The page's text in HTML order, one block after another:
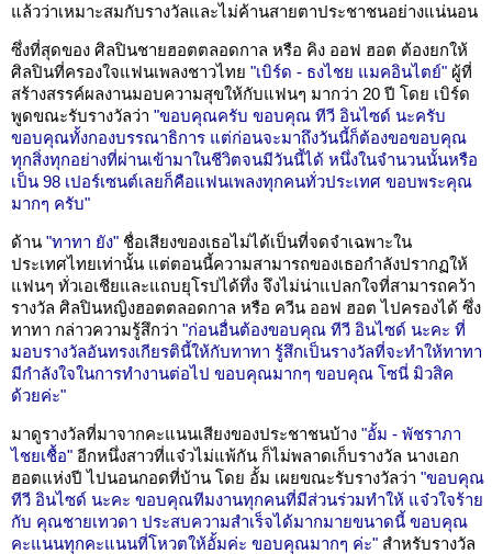
แล้วว่าเหมาะสมกับรางวัลและไม่ค้านสายตาประชาชนอย่างแน่นอน
ซึ่งที่สุดของ ศิลปินชายฮอตตลอดกาล หรือ คิง ออฟ ฮอต ต้องยกให้
ศิลปินที่ครองใจแฟนเพลงชาวไทย "เบิร์ด - ธงไชย แมคอินไตย์" ผู้ที่
สร้างสรรค์ผลงานมอบความสุขให้กับแฟนๆ มากว่า 20 ปี โดย เบิร์ด
พูดขณะรับรางวัลว่า "ขอบคุณครับ ขอบคุณ ทีวี อินไซด์ นะครับ
ขอบคุณทั้งกองบรรณาธิการ แต่ก่อนจะมาถึงวันนี้ก็ต้องขอขอบคุณ
ทุกสิ่งทุกอย่างที่ผ่านเข้ามาในชีวิตจนมีวันนี้ได้ หนึ่งในจำนวนนั้นหรือ
เป็น 98 เปอร์เซนต์เลยก็คือแฟนเพลงทุกคนทั่วประเทศ ขอบพระคุณ
มากๆ ครับ"
ด้าน "ทาทา ยัง" ชื่อเสียงของเธอไม่ได้เป็นที่จดจำเฉพาะใน
ประเทศไทยเท่านั้น แต่ตอนนี้ความสามารถของเธอกำลังปรากฏให้
แฟนๆ ทั่วเอเชียและแถบยุโรปได้ทึ่ง จึงไม่น่าแปลกใจที่สามารถคว้า
รางวัล ศิลปินหญิงฮอตตลอดกาล หรือ ควีน ออฟ ฮอต ไปครองได้ ซึ่ง
ทาทา กล่าวความรู้สึกว่า "ก่อนอื่นต้องขอบคุณ ทีวี อินไซด์ นะคะ ที่
มอบรางวัลอันทรงเกียรตินี้ให้กับทาทา รู้สึกเป็นรางวัลที่จะทำให้ทาทา
มีกำลังใจในการทำงานต่อไป ขอบคุณมากๆ ขอบคุณ โซนี่ มิวสิค
ด้วยค่ะ"
มาดูรางวัลที่มาจากคะแนนเสียงของประชาชนบ้าง "อั้ม - พัชราภา
ไชยเชื้อ" อีกหนึ่งสาวที่แจ๋วไม่แพ้กัน ก็ไม่พลาดเก็บรางวัล นางเอก
ฮอตแห่งปี ไปนอนกอดที่บ้าน โดย อั้ม เผยขณะรับรางวัลว่า "ขอบคุณ
ทีวี อินไซด์ นะคะ ขอบคุณทีมงานทุกคนที่มีส่วนร่วมทำให้ แจ๋วใจร้าย
กับ คุณชายเทวดา ประสบความสำเร็จได้มากมายขนาดนี้ ขอบคุณ
คะแนนทุกคะแนนที่โหวตให้อั้มค่ะ ขอบคุณมากๆ ค่ะ" สำหรับรางวัล